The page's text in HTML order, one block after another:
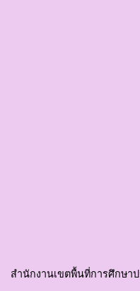
สำนักงานเขตพื้นที่การศึกษา